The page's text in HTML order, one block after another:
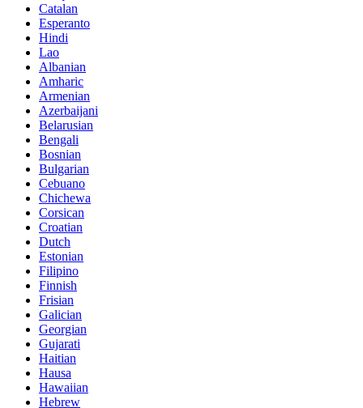
Catalan
Esperanto
Hindi
Lao
Albanian
Amharic
Armenian
Azerbaijani
Belarusian
Bengali
Bosnian
Bulgarian
Cebuano
Chichewa
Corsican
Croatian
Dutch
Estonian
Filipino
Finnish
Frisian
Galician
Georgian
Gujarati
Haitian
Hausa
Hawaiian
Hebrew